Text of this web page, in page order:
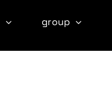
group